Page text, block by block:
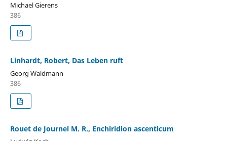
Michael Gierens
386
Linhardt, Robert, Das Leben ruft
Georg Waldmann
386
Rouet de Journel M. R., Enchiridion ascenticum